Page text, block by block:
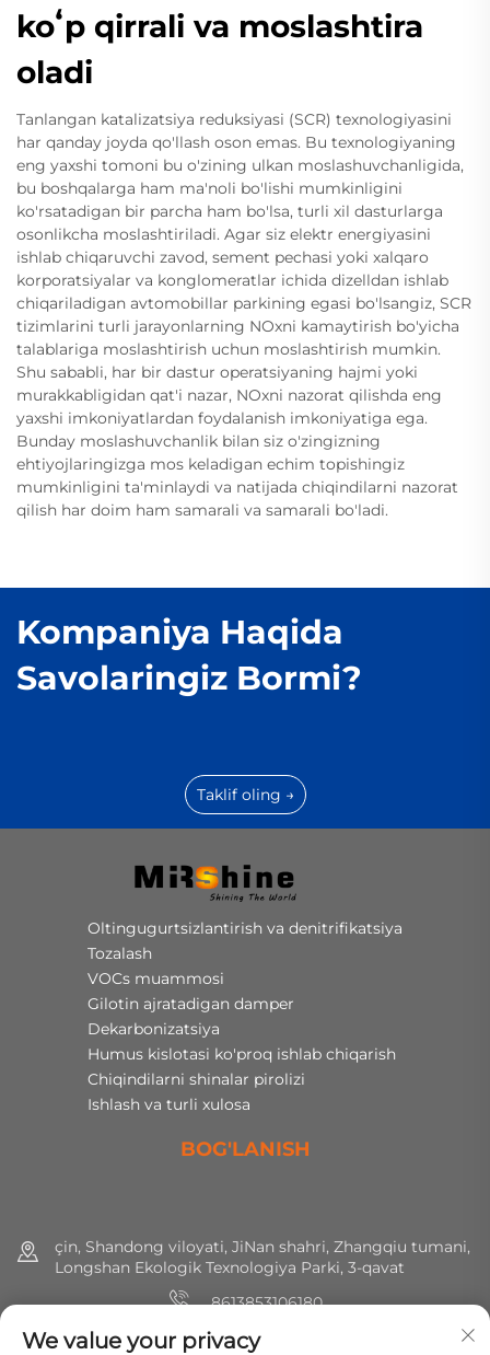
koʻp qirrali va moslashtira
oladi
Tanlangan katalizatsiya reduksiyasi (SCR) texnologiyasini
har qanday joyda qo'llash oson emas. Bu texnologiyaning
eng yaxshi tomoni bu o'zining ulkan moslashuvchanligida,
bu boshqalarga ham ma'noli bo'lishi mumkinligini
ko'rsatadigan bir parcha ham bo'lsa, turli xil dasturlarga
osonlikcha moslashtiriladi. Agar siz elektr energiyasini
ishlab chiqaruvchi zavod, sement pechasi yoki xalqaro
korporatsiyalar va konglomeratlar ichida dizelldan ishlab
chiqariladigan avtomobillar parkining egasi bo'lsangiz, SCR
tizimlarini turli jarayonlarning NOxni kamaytirish bo'yicha
talablariga moslashtirish uchun moslashtirish mumkin.
Shu sababli, har bir dastur operatsiyaning hajmi yoki
murakkabligidan qat'i nazar, NOxni nazorat qilishda eng
yaxshi imkoniyatlardan foydalanish imkoniyatiga ega.
Bunday moslashuvchanlik bilan siz o'zingizning
ehtiyojlaringizga mos keladigan echim topishingiz
mumkinligini ta'minlaydi va natijada chiqindilarni nazorat
qilish har doim ham samarali va samarali bo'ladi.
Kompaniya Haqida
Savolaringiz Bormi?
Taklif oling →
Oltingugurtsizlantirish va denitrifikatsiya
Tozalash
VOCs muammosi
Gilotin ajratadigan damper
Dekarbonizatsiya
Humus kislotasi ko'proq ishlab chiqarish
Chiqindilarni shinalar pirolizi
Ishlash va turli xulosa
BOG'LANISH
çin, Shandong viloyati, JiNan shahri, Zhangqiu tumani,
Longshan Ekologik Texnologiya Parki, 3-qavat
8613853106180
+86 (0) 531 8891 0288
We value your privacy